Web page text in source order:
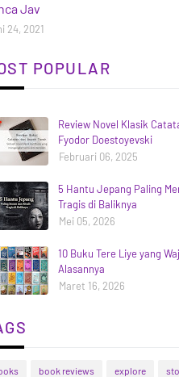
Jav
24, 2021
POPULAR
Review Novel Klasik
Fyodor Doestoyevski
Februari 06, 2025
5 Hantu Jepang Paling
Tragis di Baliknya
Mei 05, 2026
10 Buku Tere Liye yang
Alasannya
Maret 16, 2026
book reviews explore